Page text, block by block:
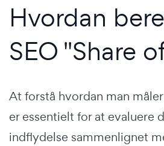
Hvordan
SEO "Share
At forstå hvordan man
er essentielt for at evaluere
indflydelse sammenlignet